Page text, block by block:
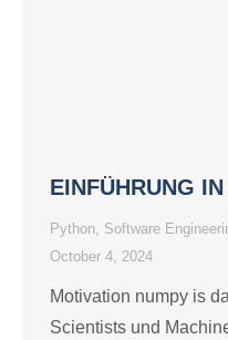
EINFÜHRUNG
Python, Software
October 4, 2024
Motivation numpy is
Scientists und